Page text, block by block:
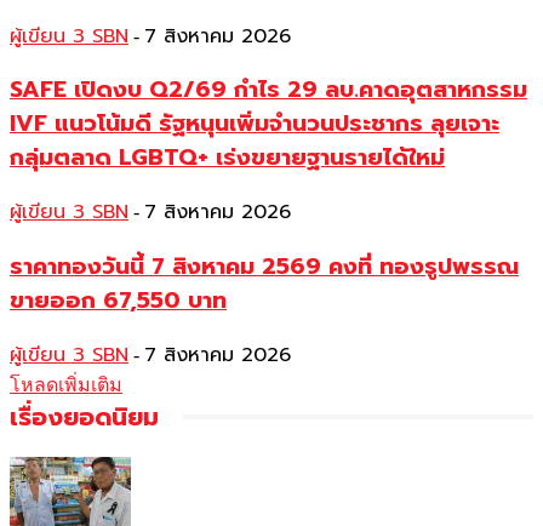
ผู้เขียน 3 SBN - 7 สิงหาคม 2026
SAFE เปิดงบ Q2/69 กำไร 29 ลบ.คาดอุตสาหกรรม
IVF แนวโน้มดี รัฐหนุนเพิ่มจำนวนประชากร ลุยเจาะ
กลุ่มตลาด LGBTQ+ เร่งขยายฐานรายได้ใหม่
ผู้เขียน 3 SBN - 7 สิงหาคม 2026
ราคาทองวันนี้ 7 สิงหาคม 2569 คงที่ ทองรูปพรรณ
ขายออก 67,550 บาท
ผู้เขียน 3 SBN - 7 สิงหาคม 2026
โหลดเพิ่มเติม
เรื่องยอดนิยม